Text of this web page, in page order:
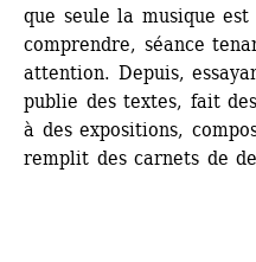
que seule la musique
comprendre, séance
attention. Depuis,
publie des textes, fait
à des expositions,
remplit des carnets de